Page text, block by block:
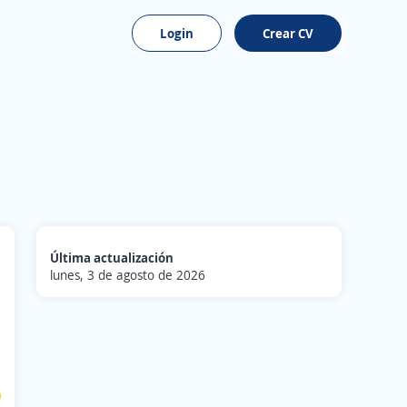
Login Crear CV
Última actualización
lunes, 3 de agosto de 2026